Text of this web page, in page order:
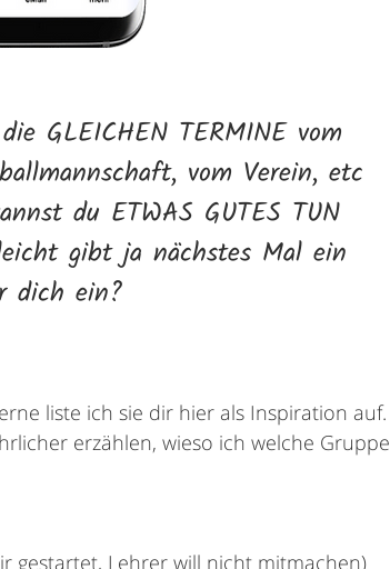
GLEICHEN TERMINE vom
vom Verein, etc
du ETWAS GUTES TUN
gibt ja nächstes Mal ein
dich ein?
liste ich sie dir hier als Inspiration auf.
erzählen, wieso ich welche Gruppe
gestartet, Lehrer will nicht mitmachen)